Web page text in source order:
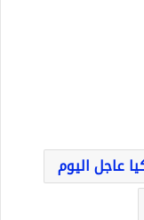
عاجل اليوم